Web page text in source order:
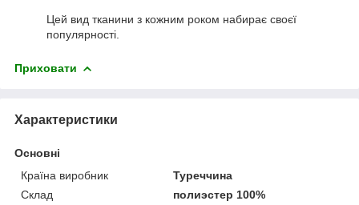
Цей вид тканини з кожним роком набирає своєї
популярності.
Приховати
Характеристики
Основні
Країна виробник
Туреччина
Склад
полиэстер 100%